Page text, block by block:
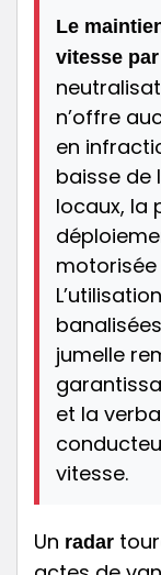
Le
vitesse
n’offre
en
baisse de
locaux, la
jumelle
et la
vitesse.
Un radar